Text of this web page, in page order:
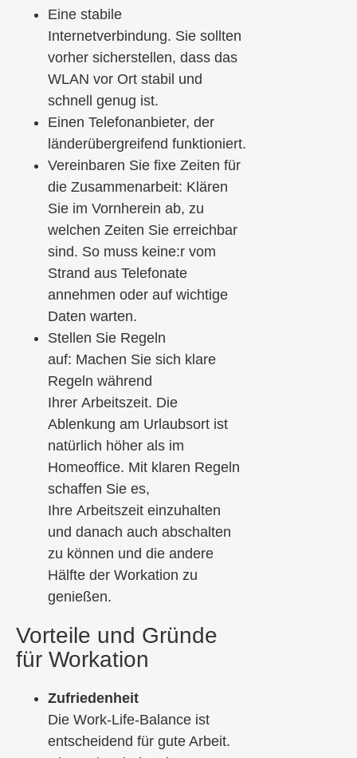
Eine stabile
Internetverbindung. Sie sollten
vorher sicherstellen, dass das
WLAN vor Ort stabil und
schnell genug ist.
Einen Telefonanbieter, der
länderübergreifend funktioniert.
Vereinbaren Sie fixe Zeiten für
die Zusammenarbeit: Klären
Sie im Vornherein ab, zu
welchen Zeiten Sie erreichbar
sind. So muss keine:r vom
Strand aus Telefonate
annehmen oder auf wichtige
Daten warten.
Stellen Sie Regeln
auf: Machen Sie sich klare
Regeln während
Ihrer Arbeitszeit. Die
Ablenkung am Urlaubsort ist
natürlich höher als im
Homeoffice. Mit klaren Regeln
schaffen Sie es,
Ihre Arbeitszeit einzuhalten
und danach auch abschalten
zu können und die andere
Hälfte der Workation zu
genießen.
Vorteile und Gründe
für Workation
Zufriedenheit
Die Work-Life-Balance ist
entscheidend für gute Arbeit.